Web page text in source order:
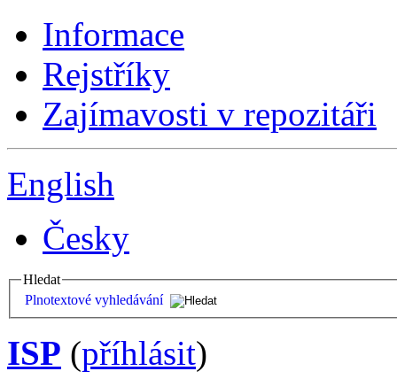
Informace
Rejstříky
Zajímavosti v repozitáři
English
Česky
Hledat
Plnotextové vyhledávání
ISP (příhlásit)